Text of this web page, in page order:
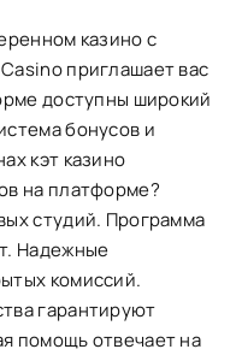
казино с
приглашает вас
доступны широкий
бонусов и
кэт казино
на платформе?
студий. Программа
Надежные
комиссий.
гарантируют
помощь отвечает на